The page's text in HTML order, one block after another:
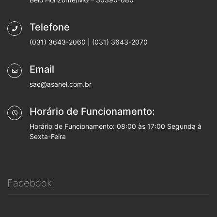
Telefone
(031) 3643-2060 | (031) 3643-2070
Email
sac@asanel.com.br
Horário de Funcionamento:
Horário de Funcionamento: 08:00 às 17:00 Segunda à
Sexta-Feira
Facebook